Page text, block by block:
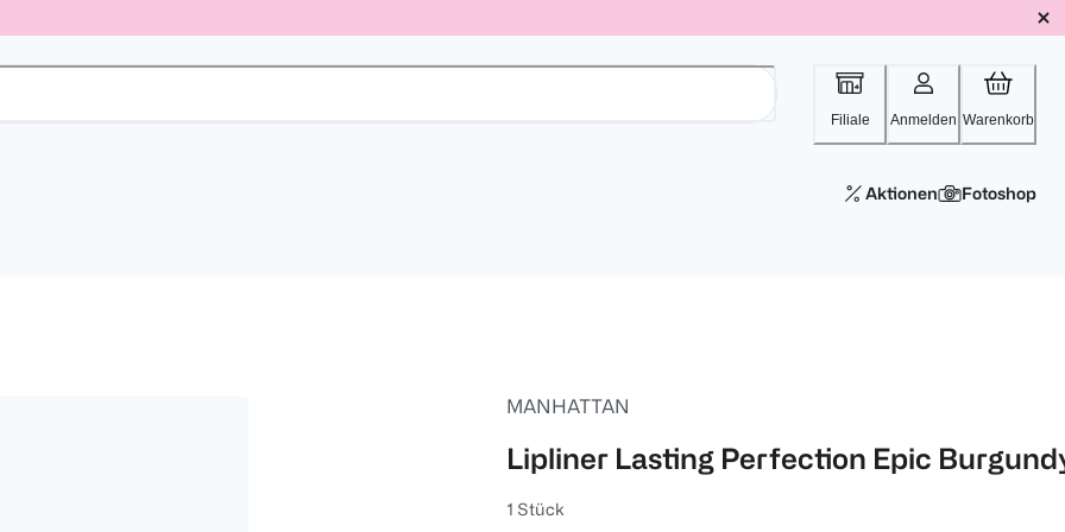
Filiale Anmelden Warenkorb
Aktionen Fotoshop
MANHATTAN
Lipliner Lasting Perfection Epic
1 Stück